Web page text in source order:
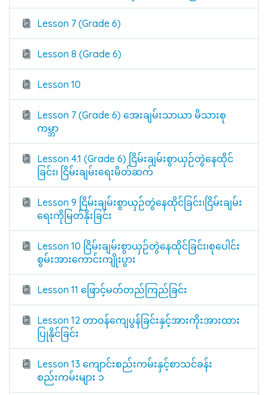
Lesson 7 (Grade 6)
Lesson 8 (Grade 6)
Lesson 10
Lesson 7 (Grade 6) အေးချမ်းသာယာ မိသားစု
ကမ္ဘာ
Lesson 4.1 (Grade 6) ငြိမ်းချမ်းစွာယှဉ်တွဲနေထိုင်
ခြင်း၊ ငြိမ်းချမ်းရေးမိတ်ဆက်
Lesson 9 ငြိမ်းချမ်းစွာယှဉ်တွဲနေထိုင်ခြင်း၊ငြိမ်းချမ်း
ရေးကိုမြတ်နိုးခြင်း
Lesson 10 ငြိမ်းချမ်းစွာယှဉ်တွဲနေထိုင်ခြင်း၊စုပေါင်း
စွမ်းအားကောင်းကျိုးပွား
Lesson 11 ဖြောင့်မတ်တည်ကြည်ခြင်း
Lesson 12 တာဝန်ကျေပွန်ခြင်းနှင့်အားကိုးအားထား
ပြုနိုင်ခြင်း
Lesson 13 ကျောင်းစည်းကမ်းနှင့်စာသင်ခန်း
စည်းကမ်းများ ၁